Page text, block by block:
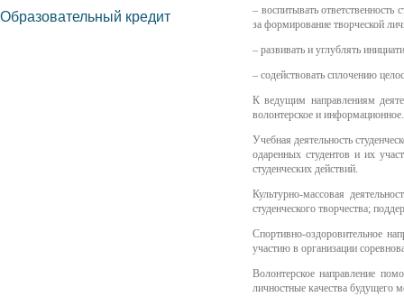
– воспитывать ответственность
за формирование творческой
– развивать и углублять
– содействовать сплочению
К ведущим направлениям
волонтерское и
Учебная деятельность
одаренных студентов и их
студенческих действий.
Культурно-массовая
студенческого творчества;
Спортивно-оздоровительное
участию в организации
Волонтерское направление
личностные качества будущего
Образовательный кредит